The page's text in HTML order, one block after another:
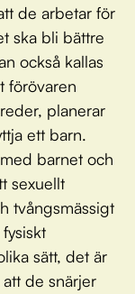
de arbetar för
ska bli bättre
också kallas
förövaren
planerar
ett barn.
barnet och
sexuellt
tvångsmässigt
sätt, det är
de snärjer